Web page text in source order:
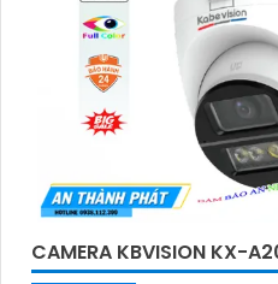
CAMERA KBVISION KX-